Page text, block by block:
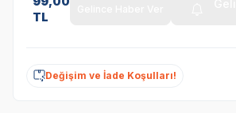
TL
Değişim ve İade Koşulları!